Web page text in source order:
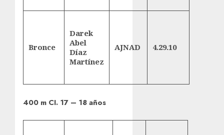
Bronce
Darek
Abel
Díaz
Martínez
AJNAD 4.29.10
400 m CI. 17 – 18 años